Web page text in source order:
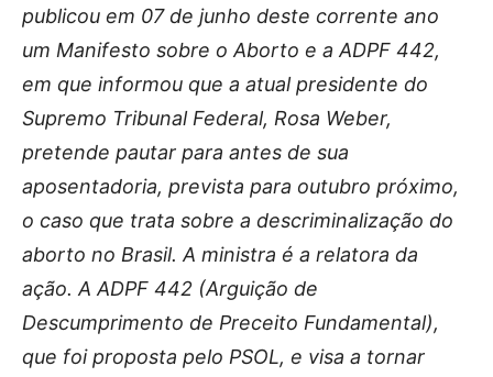
publicou em 07 de junho deste corrente ano
um Manifesto sobre o Aborto e a ADPF 442,
em que informou que a atual presidente do
Supremo Tribunal Federal, Rosa Weber,
pretende pautar para antes de sua
aposentadoria, prevista para outubro próximo,
o caso que trata sobre a descriminalização do
aborto no Brasil. A ministra é a relatora da
ação. A ADPF 442 (Arguição de
Descumprimento de Preceito Fundamental),
que foi proposta pelo PSOL, e visa a tornar